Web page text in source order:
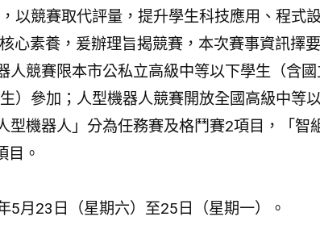
以競賽取代評量，提升學生科技應用、程式
心素養，爰辦理旨揭競賽，本次賽事資訊擇
人競賽限本市公私立高級中等以下學生（含
）參加；人型機器人競賽開放全國高級中等
型機器人」分為任務賽及格鬥賽2項目，「智
目。
5月23日（星期六）至25日（星期一）。